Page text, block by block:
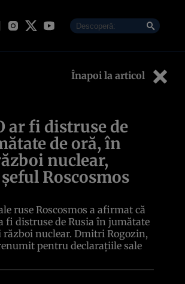
Înapoi la articol
ar fi distruse de
de oră, în
nuclear,
Roscosmos
ruse Roscosmos a afirmat că
fi distruse de Rusia în jumătate
război nuclear. Dmitri Rogozin,
pentru declarațiile sale